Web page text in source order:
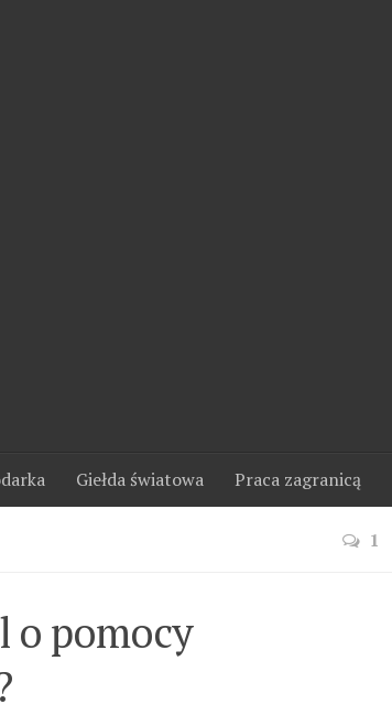
Giełda światowa Praca zagranicą
1
o pomocy